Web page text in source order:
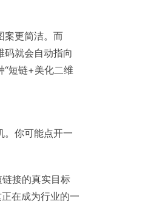
案更简洁。而
码就会自动指向
“短链+美化二维
你可能点开一
接的真实目标
在成为行业的一